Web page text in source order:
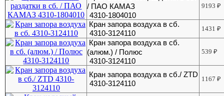
/ ПАО КАМАЗ
4310-1804010
9193₽
Кран запора воздуха в сб.
4310-3124110
1431₽
Кран запора воздуха в сб.
(алюм.) / Полюс
4310-3124110
539₽
Кран запора воздуха в сб./ ZTD
4310-3124110
1167₽